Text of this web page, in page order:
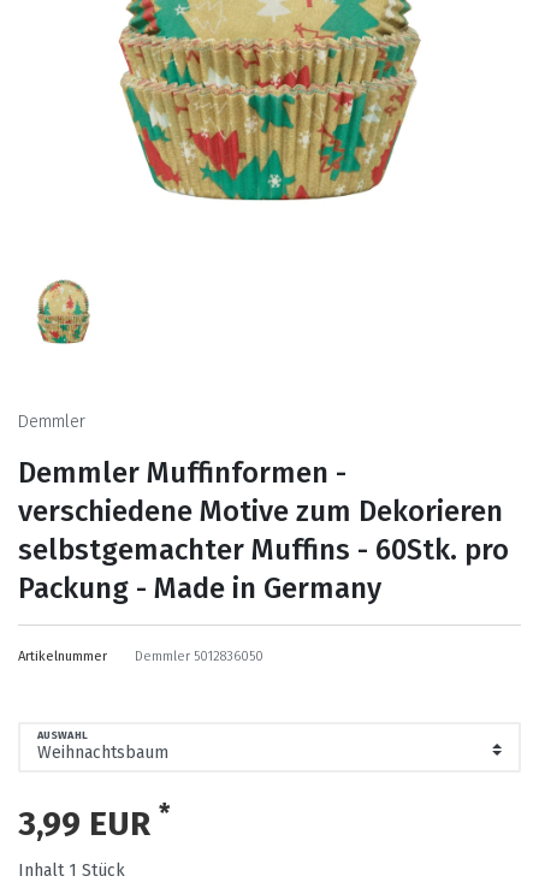
Demmler
Demmler Muffinformen -
verschiedene Motive zum Dekorieren
selbstgemachter Muffins - 60Stk. pro
Packung - Made in Germany
Artikelnummer Demmler 5012836050
AUSWAHL
3,99 EUR *
Inhalt 1 Stück